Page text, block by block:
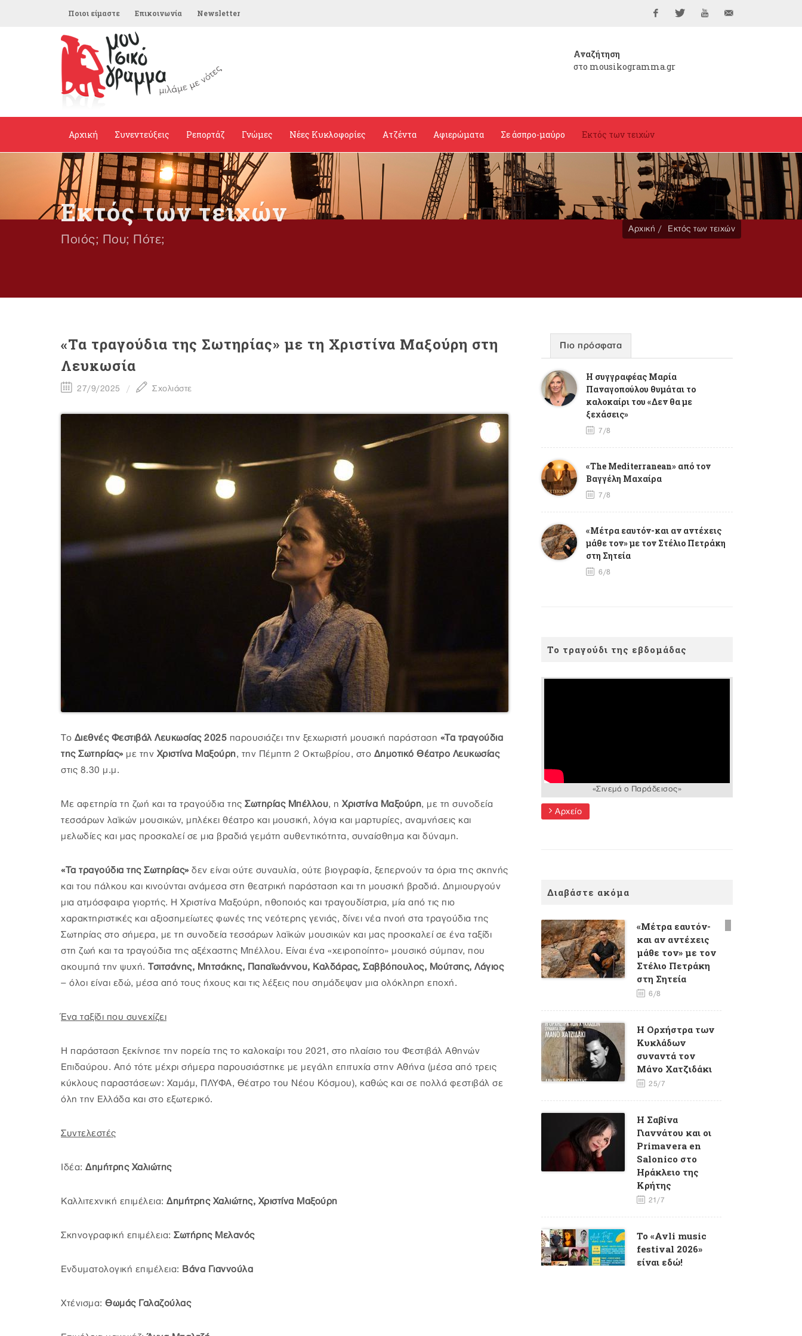
Ποιοι είμαστε Επικοινωνία Newsletter
Αναζήτηση
στο mousikogramma.gr
Αρχική Συνεντεύξεις Ρεπορτάζ Γνώμες Νέες Κυκλοφορίες Ατζέντα Αφιερώματα Σε άσπρο-μαύρο Εκτός των τειχών
Εκτός των τειχών
Ποιός; Που; Πότε;
Αρχική Εκτός των τειχών
«Τα τραγούδια της Σωτηρίας» με τη Χριστίνα Μαξούρη στη
Λευκωσία
27/9/2025 Σχολιάστε
Το Διεθνές Φεστιβάλ Λευκωσίας 2025 παρουσιάζει την ξεχωριστή μουσική παράσταση «Τα τραγούδια
της Σωτηρίας» με την Χριστίνα Μαξούρη, την Πέμπτη 2 Οκτωβρίου, στο Δημοτικό Θέατρο Λευκωσίας
στις 8.30 μ.μ.
Με αφετηρία τη ζωή και τα τραγούδια της Σωτηρίας Μπέλλου, η Χριστίνα Μαξούρη, με τη συνοδεία
τεσσάρων λαϊκών μουσικών, μπλέκει θέατρο και μουσική, λόγια και μαρτυρίες, αναμνήσεις και
μελωδίες και μας προσκαλεί σε μια βραδιά γεμάτη αυθεντικότητα, συναίσθημα και δύναμη.
«Τα τραγούδια της Σωτηρίας» δεν είναι ούτε συναυλία, ούτε βιογραφία, ξεπερνούν τα όρια της σκηνής
και του πάλκου και κινούνται ανάμεσα στη θεατρική παράσταση και τη μουσική βραδιά. Δημιουργούν
μια ατμόσφαιρα γιορτής. Η Χριστίνα Μαξούρη, ηθοποιός και τραγουδίστρια, μία από τις πιο
χαρακτηριστικές και αξιοσημείωτες φωνές της νεότερης γενιάς, δίνει νέα πνοή στα τραγούδια της
Σωτηρίας στο σήμερα, με τη συνοδεία τεσσάρων λαϊκών μουσικών και μας προσκαλεί σε ένα ταξίδι
στη ζωή και τα τραγούδια της αξέχαστης Μπέλλου. Είναι ένα «χειροποίητο» μουσικό σύμπαν, που
ακουμπά την ψυχή. Τσιτσάνης, Μητσάκης, Παπαϊωάννου, Καλδάρας, Σαββόπουλος, Μούτσης, Λάγιος
– όλοι είναι εδώ, μέσα από τους ήχους και τις λέξεις που σημάδεψαν μια ολόκληρη εποχή.
Ένα ταξίδι που συνεχίζει
Η παράσταση ξεκίνησε την πορεία της το καλοκαίρι του 2021, στο πλαίσιο του Φεστιβάλ Αθηνών
Επιδαύρου. Από τότε μέχρι σήμερα παρουσιάστηκε με μεγάλη επιτυχία στην Αθήνα (μέσα από τρεις
κύκλους παραστάσεων: Χαμάμ, ΠΛΥΦΑ, Θέατρο του Νέου Κόσμου), καθώς και σε πολλά φεστιβάλ σε
όλη την Ελλάδα και στο εξωτερικό.
Συντελεστές
Ιδέα: Δημήτρης Χαλιώτης
Καλλιτεχνική επιμέλεια: Δημήτρης Χαλιώτης, Χριστίνα Μαξούρη
Σκηνογραφική επιμέλεια: Σωτήρης Μελανός
Ενδυματολογική επιμέλεια: Βάνα Γιαννούλα
Χτένισμα: Θωμάς Γαλαζούλας
Πιο πρόσφατα
Η συγγραφέας Μαρία
Παναγοπούλου θυμάται το
καλοκαίρι του «Δεν θα με
ξεχάσεις»
7/8
«The Mediterranean» από τον
Βαγγέλη Μαχαίρα
7/8
«Μέτρα εαυτόν-και αν αντέχεις
μάθε τον» με τον Στέλιο Πετράκη
στη Σητεία
6/8
Το τραγούδι της εβδομάδας
«Σινεμά ο Παράδεισος»
Αρχείο
Διαβάστε ακόμα
«Μέτρα εαυτόν-
και αν αντέχεις
μάθε τον» με τον
Στέλιο Πετράκη
στη Σητεία
6/8
H Oρχήστρα των
Κυκλάδων
συναντά τον
Μάνο Χατζιδάκι
25/7
Η Σαβίνα
Γιαννάτου και οι
Primavera en
Salonico στο
Ηράκλειο της
Κρήτης
21/7
To «Avli music
festival 2026»
είναι εδώ!